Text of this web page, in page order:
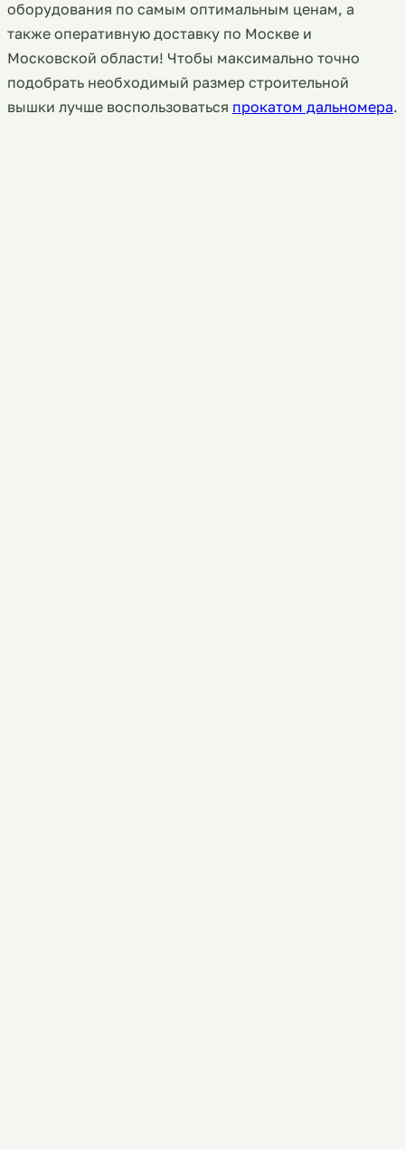
оборудования по самым оптимальным ценам, а
также оперативную доставку по Москве и
Московской области! Чтобы максимально точно
подобрать необходимый размер строительной
вышки лучше воспользоваться прокатом дальномера.